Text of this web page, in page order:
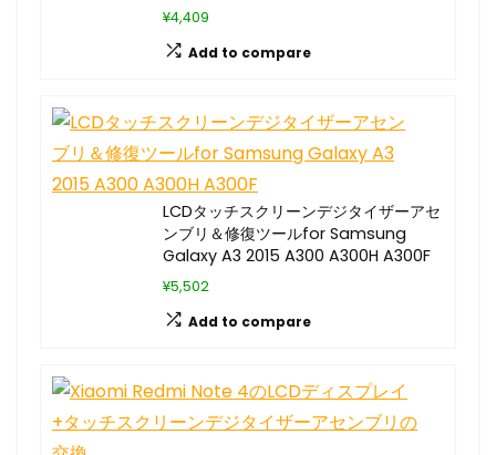
¥4,409
Add to compare
LCDタッチスクリーンデジタイザーアセ
ンブリ＆修復ツールfor Samsung
Galaxy A3 2015 A300 A300H A300F
¥5,502
Add to compare